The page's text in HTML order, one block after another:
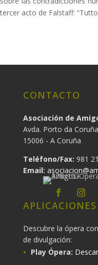
tercer acto de Falstaff:
CONTACTO
Asociación de
Avda. Porto da
15006 - A Coruña
Teléfono/Fax: 981
Email:
Descubre la ópera
de divulgación:
Play Ópera: